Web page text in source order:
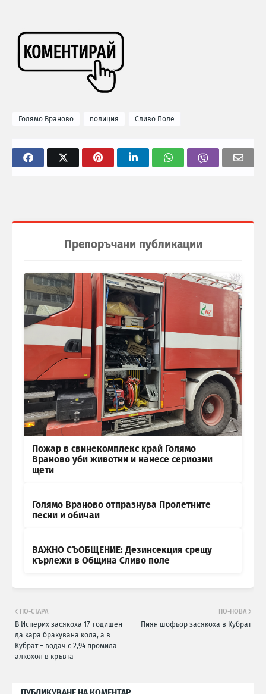
Голямо Враново полиция Сливо Поле
Препоръчани публикации
Пожар в свинекомплекс край Голямо
Враново уби животни и нанесе сериозни
щети
Голямо Враново отпразнува Пролетните
песни и обичаи
ВАЖНО СЪОБЩЕНИЕ: Дезинсекция срещу
кърлежи в Община Сливо поле
ПО-НОВА
Пиян шофьор засякоха в Кубрат
ПО-СТАРА
В Исперих засякоха 17-годишен
да кара бракувана кола, а в
Кубрат – водач с 2,94 промила
алкохол в кръвта